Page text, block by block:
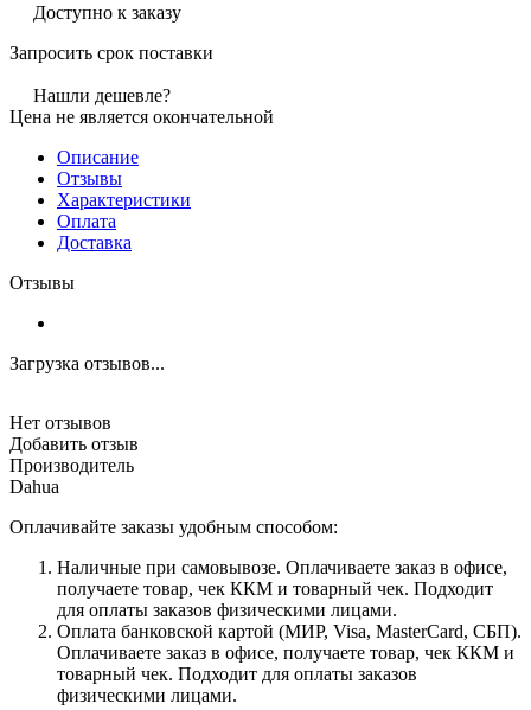
Доступно к заказу
Запросить срок поставки
Нашли дешевле?
Цена не является окончательной
Описание
Отзывы
Характеристики
Оплата
Доставка
Отзывы
Загрузка отзывов...
Нет отзывов
Добавить отзыв
Производитель
Dahua
Оплачивайте заказы удобным способом:
Наличные при самовывозе. Оплачиваете заказ в офисе,
получаете товар, чек ККМ и товарный чек. Подходит
для оплаты заказов физическими лицами.
Оплата банковской картой (МИР, Visa, MasterCard, СБП).
Оплачиваете заказ в офисе, получаете товар, чек ККМ и
товарный чек. Подходит для оплаты заказов
физическими лицами.